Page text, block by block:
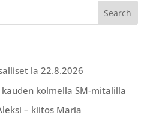
la 22.8.2026
kauden kolmella SM-mitalilla
– kiitos Maria